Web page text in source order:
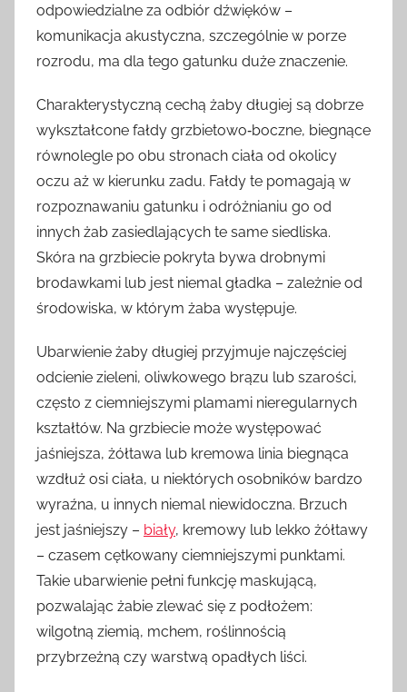
odpowiedzialne za odbiór dźwięków –
komunikacja akustyczna, szczególnie w porze
rozrodu, ma dla tego gatunku duże znaczenie.
Charakterystyczną cechą żaby długiej są dobrze
wykształcone fałdy grzbietowo‑boczne, biegnące
równolegle po obu stronach ciała od okolicy
oczu aż w kierunku zadu. Fałdy te pomagają w
rozpoznawaniu gatunku i odróżnianiu go od
innych żab zasiedlających te same siedliska.
Skóra na grzbiecie pokryta bywa drobnymi
brodawkami lub jest niemal gładka – zależnie od
środowiska, w którym żaba występuje.
Ubarwienie żaby długiej przyjmuje najczęściej
odcienie zieleni, oliwkowego brązu lub szarości,
często z ciemniejszymi plamami nieregularnych
kształtów. Na grzbiecie może występować
jaśniejsza, żółtawa lub kremowa linia biegnąca
wzdłuż osi ciała, u niektórych osobników bardzo
wyraźna, u innych niemal niewidoczna. Brzuch
jest jaśniejszy – biały, kremowy lub lekko żółtawy
– czasem cętkowany ciemniejszymi punktami.
Takie ubarwienie pełni funkcję maskującą,
pozwalając żabie zlewać się z podłożem:
wilgotną ziemią, mchem, roślinnością
przybrzeżną czy warstwą opadłych liści.